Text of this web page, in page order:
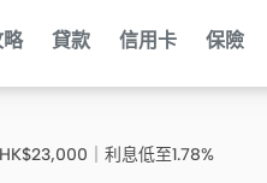
略 貸款 信用卡 保險
｜利息低至1.78%